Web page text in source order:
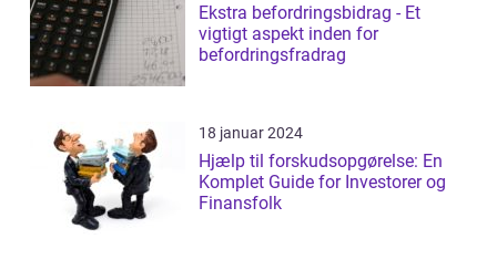
Ekstra befordringsbidrag - Et
vigtigt aspekt inden for
befordringsfradrag
18 januar 2024
Hjælp til forskudsopgørelse: En
Komplet Guide for Investorer og
Finansfolk